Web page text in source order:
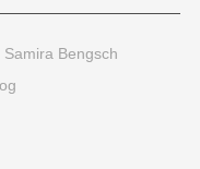
Bengsch